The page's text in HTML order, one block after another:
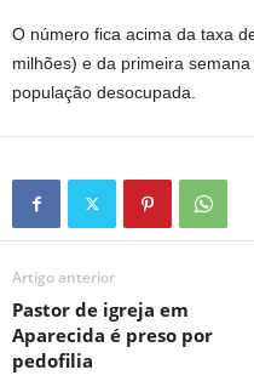
O número fica acima da taxa
milhões) e da primeira
população desocupada.
Artigo anterior
Pastor de igreja em
Aparecida é preso por
pedofilia